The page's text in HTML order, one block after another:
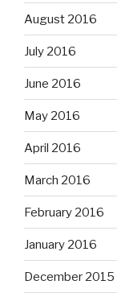
August 2016
July 2016
June 2016
May 2016
April 2016
March 2016
February 2016
January 2016
December 2015